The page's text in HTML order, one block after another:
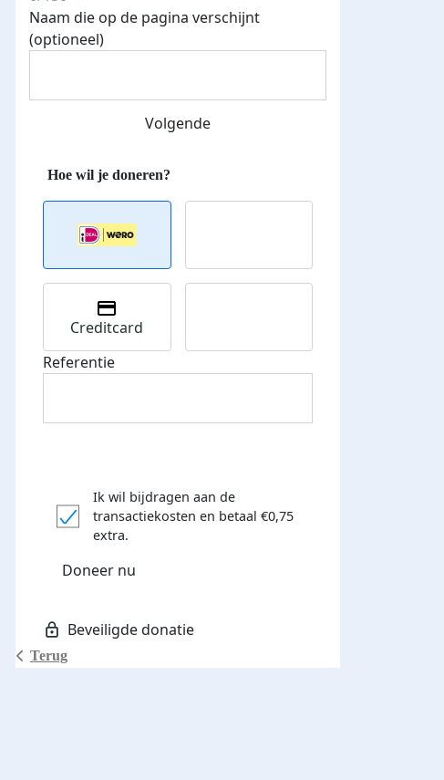
Donateurs bedankt
Naam die op de pagina verschijnt
(optioneel)
Volgende
Terug
Creditcard
Referentie
Ik wil bijdragen aan de
transactiekosten en betaal €0,75
extra.
Doneer nu